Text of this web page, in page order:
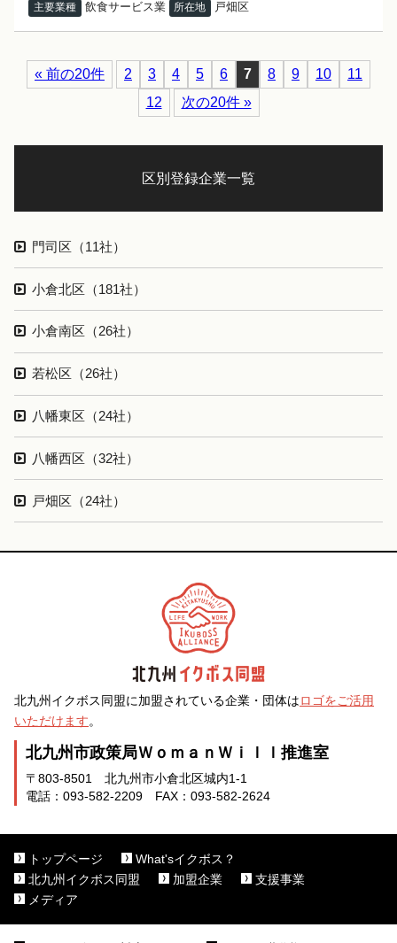
主要業種 飲食サービス業 所在地 戸畑区
« 前の20件 2 3 4 5 6 7 8 9 10
11
12
次の20件 »
区別登録企業一覧
門司区（11社）
小倉北区（181社）
小倉南区（26社）
若松区（26社）
八幡東区（24社）
八幡西区（32社）
戸畑区（24社）
北九州イクボス同盟に加盟されている企業・団体は ロゴをご活用
いただけます 。
北九州市政策局ＷｏｍａｎＷｉｌｌ推進室
〒803-8501 北九州市小倉北区城内1-1
電話：093-582-2209 FAX：093-582-2624
トップページ
What'sイクボス？
北九州イクボス同盟
加盟企業
支援事業
メディア